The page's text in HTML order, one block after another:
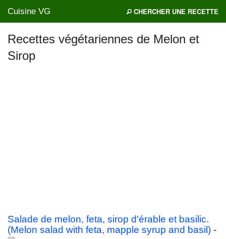
Cuisine VG CHERCHER UNE RECETTE
Mes blogs préférés
Recettes végétariennes de Melon et
Sirop
Salade de melon, feta, sirop d'érable et basilic.
(Melon salad with feta, mapple syrup and basil) -